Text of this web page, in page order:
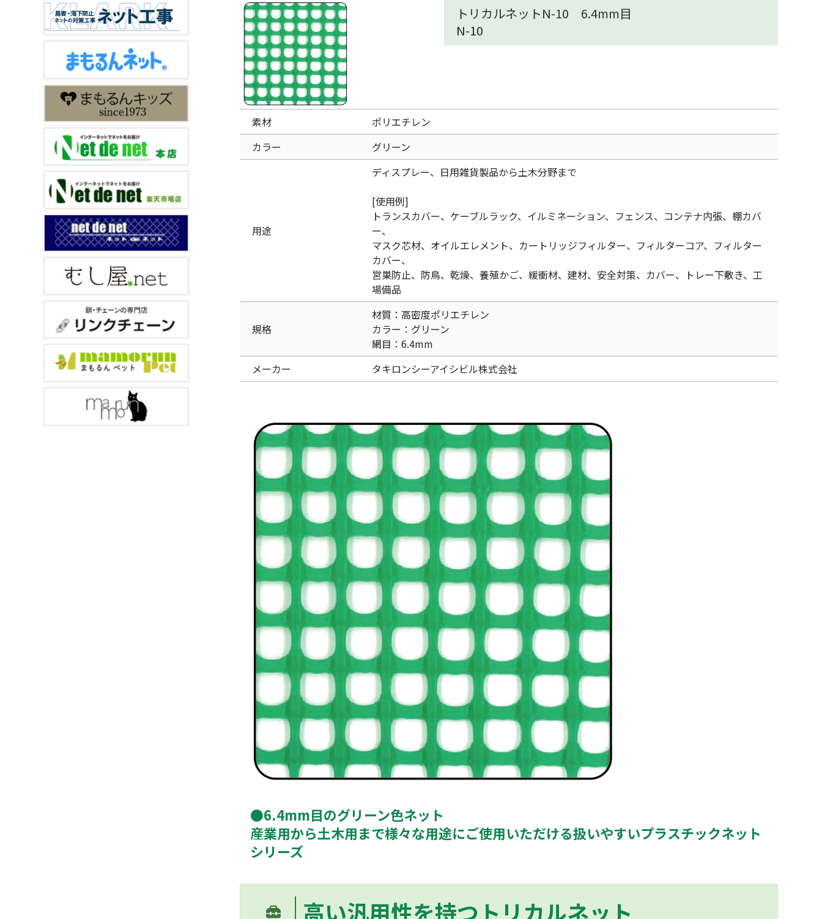
トリカルネットN-10 6.4mm目
N-10
素材
ポリエチレン
カラー
グリーン
用途
ディスプレー、日用雑貨製品から土木分野まで
[使用例]
トランスカバー、ケーブルラック、イルミネーション、フェンス、コンテナ内張、棚カバ
ー、
マスク芯材、オイルエレメント、カートリッジフィルター、フィルターコア、フィルター
カバー、
営巣防止、防鳥、乾燥、養殖かご、緩衝材、建材、安全対策、カバー、トレー下敷き、工
場備品
規格
材質：高密度ポリエチレン
カラー：グリーン
網目：6.4mm
メーカー
タキロンシーアイシビル株式会社
●6.4mm目のグリーン色ネット
産業用から土木用まで様々な用途にご使用いただける扱いやすいプラスチックネット
シリーズ
高い汎用性を持つトリカルネット